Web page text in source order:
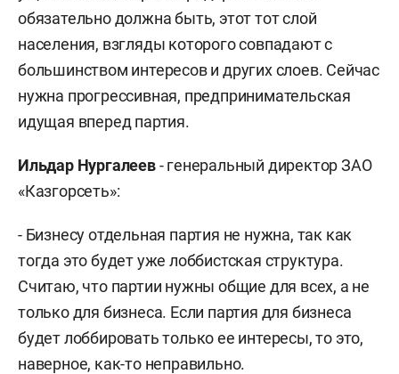
обязательно должна быть, этот тот слой
населения, взгляды которого совпадают с
большинством интересов и других слоев. Сейчас
нужна прогрессивная, предпринимательская
идущая вперед партия.
Ильдар Нургалеев- генеральный директор ЗАО
«Казгорсеть»:
- Бизнесу отдельная партия не нужна, так как
тогда это будет уже лоббистская структура.
Считаю, что партии нужны общие для всех, а не
только для бизнеса. Если партия для бизнеса
будет лоббировать только ее интересы, то это,
наверное, как-то неправильно.